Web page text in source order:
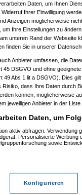
Daten, um Ihnen
Ihrer Einwilligung
Anzeigen möglicherweise
Ihre Einstellungen zu
unteren Rand der Webseite
finden Sie in unserer
Anbieter umfassen, die
DSGVO und ohne
49 Abs 1 lit a DSGVO). Dies
dass Ihre Daten durch
können, möglicherweise
jeweiligen Anbieter in der
Daten, um
aktiv abfragen. Verwendung
Personalisierte Werbung
sowie
Konfigurieren